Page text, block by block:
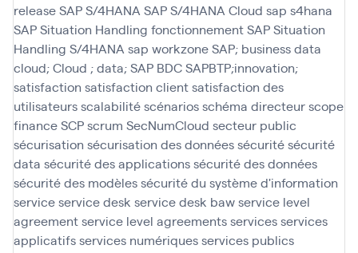
releaseSAP S/4HANA SAP S/4HANA Cloud sap s4hana
SAP Situation Handling fonctionnementSAP Situation
Handling S/4HANA sap workzoneSAP; business data
cloud; Cloud ; data; SAP BDCSAPBTP;innovation;
satisfaction satisfaction clientsatisfaction des
utilisateursscalabilitéscénariosschéma directeurscope
financeSCPscrum SecNumCloud secteur public
sécurisation sécurisation des donnéessécuritésécurité
data sécurité des applicationssécurité des données
sécurité des modèlessécurité du système d'information
serviceservice desk service desk bawservice level
agreementservice level agreementsservicesservices
applicatifsservices numériquesservices publics